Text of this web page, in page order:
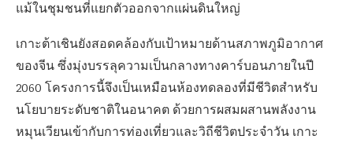
แม้ในชุมชนที่แยกตัวออกจากแผ่นดินใหญ่
เกาะต้าเชินยังสอดคล้องกับเป้าหมายด้านสภาพภูมิอากาศ
ของจีน ซึ่งมุ่งบรรลุความเป็นกลางทางคาร์บอนภายในปี
2060 โครงการนี้จึงเป็นเหมือนห้องทดลองที่มีชีวิตสำหรับ
นโยบายระดับชาติในอนาคต ด้วยการผสมผสานพลังงาน
หมุนเวียนเข้ากับการท่องเที่ยวและวิถีชีวิตประจำวัน เกาะ